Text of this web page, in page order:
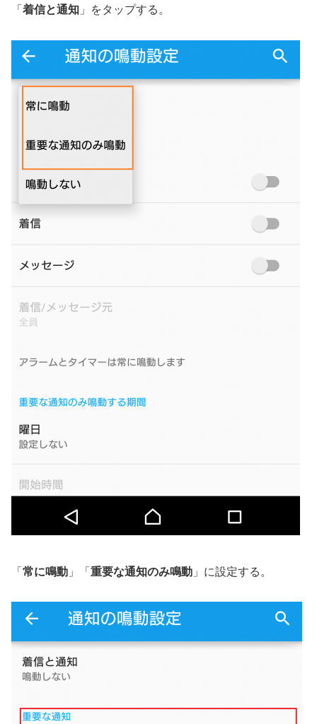
「 着信と通知 」をタップする。
「 常に鳴動 」「 重要な通知のみ鳴動 」に設定する。